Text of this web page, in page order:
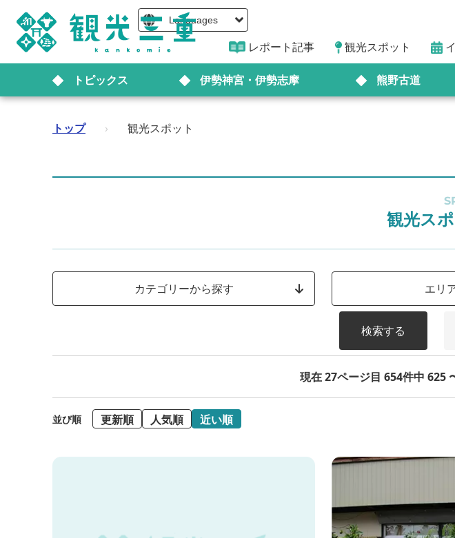
Languages
レポート記事 観光スポット
トピックス 伊勢神宮・伊勢志摩 熊野古道
トップ › 観光スポット
観光ス
カテゴリーから探す エリ
検索する
現在 27ページ目 654件中 625
並び順 更新順 人気順 近い順